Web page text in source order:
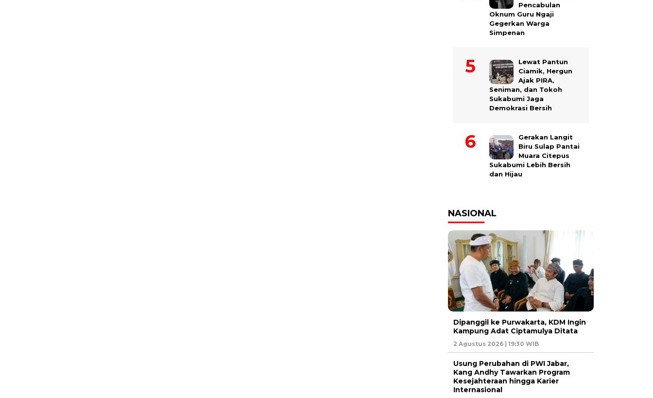
Pencabulan
Oknum Guru Ngaji
Gegerkan Warga
Simpenan
Lewat Pantun
Ciamik, Hergun
Ajak PIRA,
Seniman, dan Tokoh
Sukabumi Jaga
Demokrasi Bersih
Gerakan Langit
Biru Sulap Pantai
Muara Citepus
Sukabumi Lebih Bersih
dan Hijau
NASIONAL
Dipanggil ke Purwakarta, KDM Ingin
Kampung Adat Ciptamulya Ditata
2 Agustus 2026 | 19:30 WIB
Usung Perubahan di PWI Jabar,
Kang Andhy Tawarkan Program
Kesejahteraan hingga Karier
Internasional